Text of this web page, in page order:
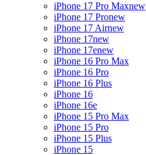
iPhone 17 Pro Maxnew
iPhone 17 Pronew
iPhone 17 Airnew
iPhone 17new
iPhone 17enew
iPhone 16 Pro Max
iPhone 16 Pro
iPhone 16 Plus
iPhone 16
iPhone 16e
iPhone 15 Pro Max
iPhone 15 Pro
iPhone 15 Plus
iPhone 15